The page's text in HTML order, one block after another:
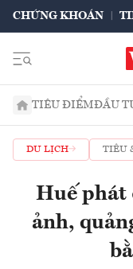
CHỨNG KHOÁN
TIÊU ĐIỂMĐẦU
DU LỊCH TIÊU
Huế phát
ảnh,